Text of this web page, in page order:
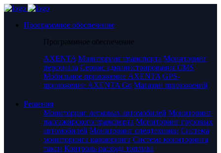
Программное обеспечение
Программное обеспечение
AXENTA Мониторинг транспорта Мониторинг
персонала Сервис администрирования CMS
Мобильное приложение AXENTA GPS-
приложение AXENTA Go Магазин приложений
Решения
Мониторинг легковых автомобилей Мониторинг
пассажирского транспорта Мониторинг грузовых
автомобилей Мониторинг спецтехники Система
мониторинга каршеринга Система мониторинга
такси Контроль расхода топлива